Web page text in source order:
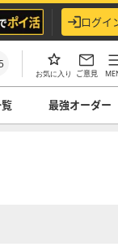
ログイ
お気に入り ご意見
最強オーダー